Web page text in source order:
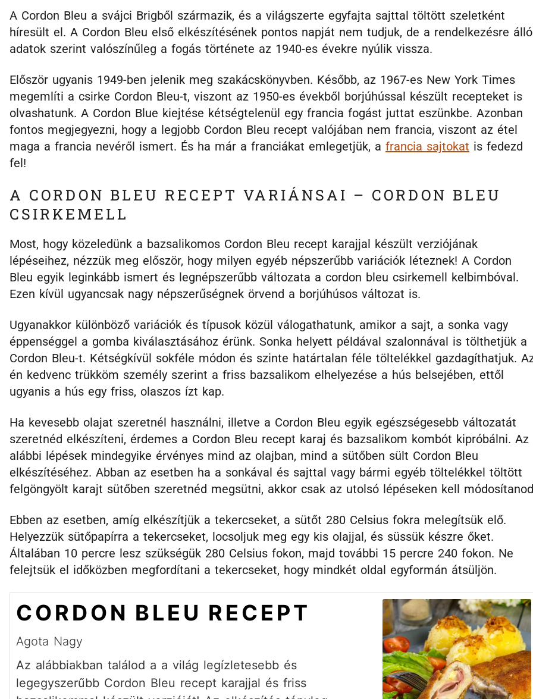
A Cordon Bleu a svájci Brigből származik, és a világszerte egyfajta sajttal töltött szeletként
híresült el. A Cordon Bleu első elkészítésének pontos napját nem tudjuk, de a rendelkezésre álló
adatok szerint valószínűleg a fogás története az 1940-es évekre nyúlik vissza.
Először ugyanis 1949-ben jelenik meg szakácskönyvben. Később, az 1967-es New York Times
megemlíti a csirke Cordon Bleu-t, viszont az 1950-es évekből borjúhússal készült recepteket is
olvashatunk. A Cordon Blue kiejtése kétségtelenül egy francia fogást juttat eszünkbe. Azonban
fontos megjegyezni, hogy a legjobb Cordon Bleu recept valójában nem francia, viszont az étel
maga a francia nevéről ismert. És ha már a franciákat emlegetjük, a francia sajtokat is fedezd
fel!
A CORDON BLEU RECEPT VARIÁNSAI – CORDON BLEU
CSIRKEMELL
Most, hogy közeledünk a bazsalikomos Cordon Bleu recept karajjal készült verziójának
lépéseihez, nézzük meg először, hogy milyen egyéb népszerűbb variációk léteznek! A Cordon
Bleu egyik leginkább ismert és legnépszerűbb változata a cordon bleu csirkemell kelbimbóval.
Ezen kívül ugyancsak nagy népszerűségnek örvend a borjúhúsos változat is.
Ugyanakkor különböző variációk és típusok közül válogathatunk, amikor a sajt, a sonka vagy
éppenséggel a gomba kiválasztásához érünk. Sonka helyett példával szalonnával is tölthetjük a
Cordon Bleu-t. Kétségkívül sokféle módon és szinte határtalan féle töltelékkel gazdagíthatjuk.
én kedvenc trükköm személy szerint a friss bazsalikom elhelyezése a hús belsejében, ettől
ugyanis a hús egy friss, olaszos ízt kap.
Ha kevesebb olajat szeretnél használni, illetve a Cordon Bleu egyik egészségesebb változatát
szeretnéd elkészíteni, érdemes a Cordon Bleu recept karaj és bazsalikom kombót kipróbálni. Az
alábbi lépések mindegyike érvényes mind az olajban, mind a sütőben sült Cordon Bleu
elkészítéséhez. Abban az esetben ha a sonkával és sajttal vagy bármi egyéb töltelékkel töltött
felgöngyölt karajt sütőben szeretnéd megsütni, akkor csak az utolsó lépéseken kell
Ebben az esetben, amíg elkészítjük a tekercseket, a sütőt 280 Celsius fokra melegítsük elő.
Helyezzük sütőpapírra a tekercseket, locsoljuk meg egy kis olajjal, és süssük készre őket.
Általában 10 percre lesz szükségük 280 Celsius fokon, majd további 15 percre 240 fokon. Ne
felejtsük el időközben megfordítani a tekercseket, hogy mindkét oldal egyformán átsüljön.
CORDON BLEU RECEPT
Agota Nagy
Az alábbiakban találod a a világ legízletesebb és
legegyszerűbb Cordon Bleu recept karajjal és friss